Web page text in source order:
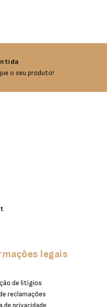
o seu produto!
legais
de litígios
reclamações
de privacidade